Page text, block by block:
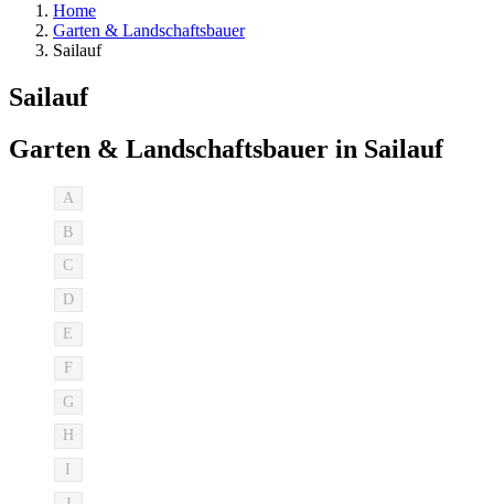
Home
Garten & Landschaftsbauer
Sailauf
Sailauf
Garten & Landschaftsbauer in Sailauf
A
B
C
D
E
F
G
H
I